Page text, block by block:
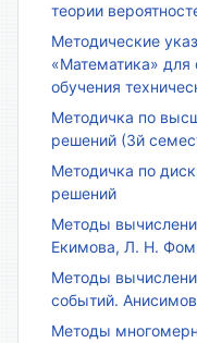
теории
Методические
«Математика» для
обучения
Методичка по
решений (3й
Методичка по
решений
Методы
Екимова, Л. Н.
Методы
событий.
Методы